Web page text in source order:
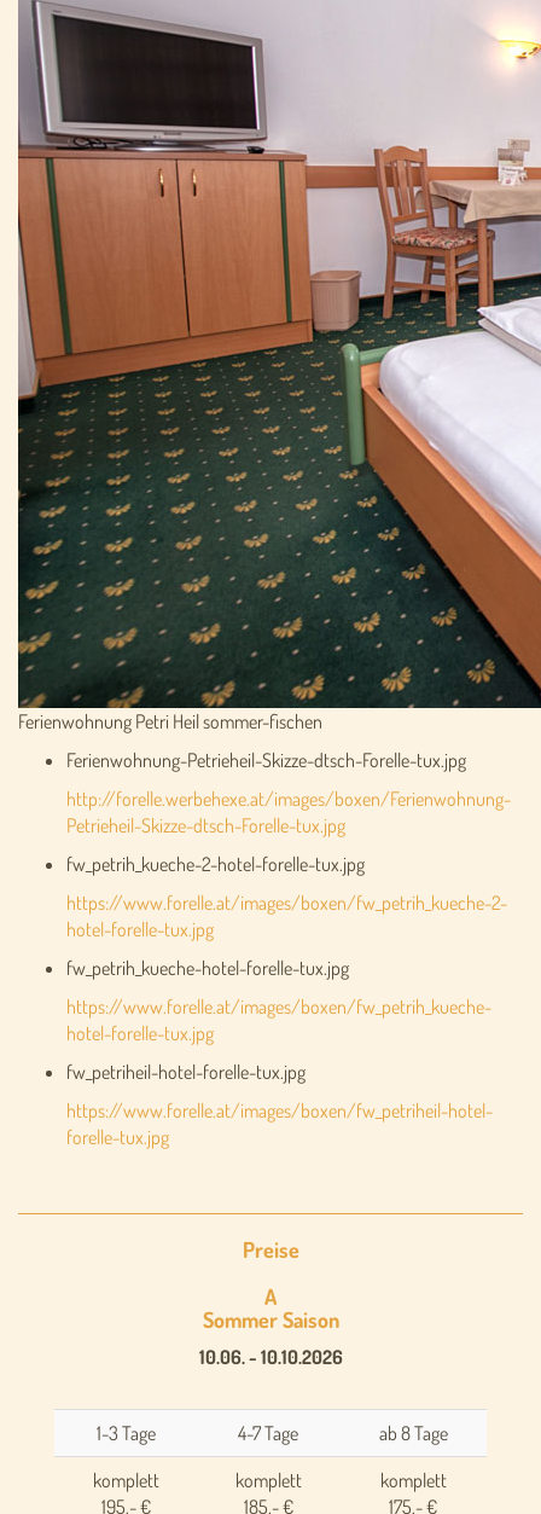
Ferienwohnung Petri Heil sommer-fischen
Ferienwohnung-Petrieheil-Skizze-dtsch-Forelle-tux.jpg
http://forelle.werbehexe.at/images/boxen/Ferienwohnung-
Petrieheil-Skizze-dtsch-Forelle-tux.jpg
fw_petrih_kueche-2-hotel-forelle-tux.jpg
https://www.forelle.at/images/boxen/fw_petrih_kueche-2-
hotel-forelle-tux.jpg
fw_petrih_kueche-hotel-forelle-tux.jpg
https://www.forelle.at/images/boxen/fw_petrih_kueche-
hotel-forelle-tux.jpg
fw_petriheil-hotel-forelle-tux.jpg
https://www.forelle.at/images/boxen/fw_petriheil-hotel-
forelle-tux.jpg
Preise
A
Sommer Saison
10.06. - 10.10.2026
1-3 Tage 4-7 Tage
ab 8 Tage
komplett
195,- €
komplett
185,- €
komplett
175,- €